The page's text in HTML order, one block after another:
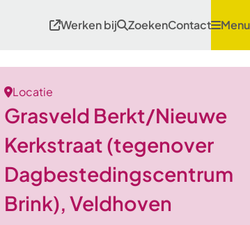
Werken bij ZoekenContact Menu
Locatie
Grasveld Berkt/Nieuwe
Kerkstraat (tegenover
Dagbestedingscentrum
Brink), Veldhoven